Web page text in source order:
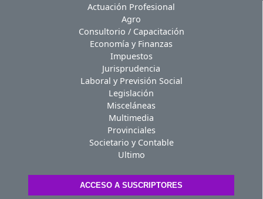
Actuación Profesional
Agro
Consultorio / Capacitación
Economía y Finanzas
Impuestos
Jurisprudencia
Laboral y Previsión Social
Legislación
Misceláneas
Multimedia
Provinciales
Societario y Contable
Ultimo
ACCESO A SUSCRIPTORES